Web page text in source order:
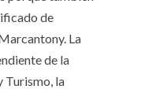
de
La
de la
Turismo, la